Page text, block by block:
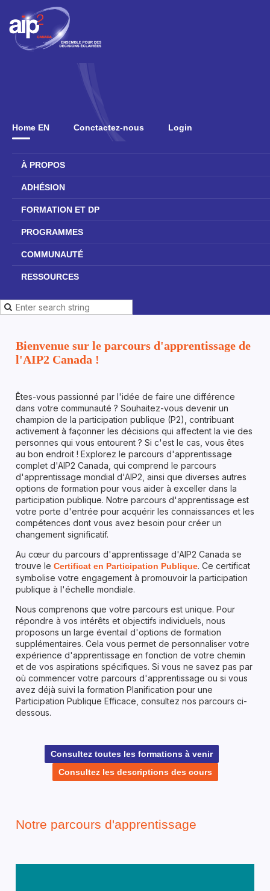
Home EN Conctactez-nous Login
À PROPOS
ADHÉSION
FORMATION ET DP
PROGRAMMES
COMMUNAUTÉ
RESSOURCES
Bienvenue sur le parcours d'apprentissage de
l'AIP2 Canada !
Êtes-vous passionné par l'idée de faire une différence
dans votre communauté ? Souhaitez-vous devenir un
champion de la participation publique (P2), contribuant
activement à façonner les décisions qui affectent la vie des
personnes qui vous entourent ? Si c'est le cas, vous êtes
au bon endroit ! Explorez le parcours d'apprentissage
complet d'AIP2 Canada, qui comprend le parcours
d'apprentissage mondial d'AIP2, ainsi que diverses autres
options de formation pour vous aider à exceller dans la
participation publique. Notre parcours d'apprentissage est
votre porte d'entrée pour acquérir les connaissances et les
compétences dont vous avez besoin pour créer un
changement significatif.
Au cœur du parcours d'apprentissage d'AIP2 Canada se
trouve le Certificat en Participation Publique. Ce certificat
symbolise votre engagement à promouvoir la participation
publique à l'échelle mondiale.
Nous comprenons que votre parcours est unique. Pour
répondre à vos intérêts et objectifs individuels, nous
proposons un large éventail d'options de formation
supplémentaires. Cela vous permet de personnaliser votre
expérience d'apprentissage en fonction de votre chemin
et de vos aspirations spécifiques. Si vous ne savez pas par
où commencer votre parcours d'apprentissage ou si vous
avez déjà suivi la formation Planification pour une
Participation Publique Efficace, consultez nos parcours ci-
dessous.
Consultez toutes les formations à venir
Consultez les descriptions des cours
Notre parcours d'apprentissage